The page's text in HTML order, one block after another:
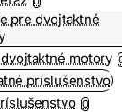
motory
0